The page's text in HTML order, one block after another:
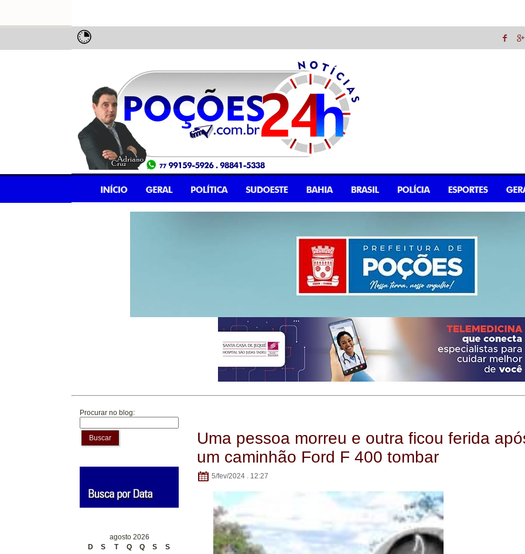
Procurar no blog:
Buscar
agosto 2026
D
S T Q Q S
S
Uma pessoa morreu e outra ficou ferida
um caminhão Ford F 400 tombar
5/fev/2024 . 12:27